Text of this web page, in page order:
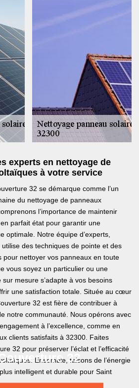
32
experts en nettoyage de
à votre service
32 se démarque comme l’un
du nettoyage de panneaux
l’importance de maintenir
parfait état pour garantir une
optimale. Notre équipe d’experts,
des techniques de pointe et des
pour nettoyer vos panneaux en toute
vous soyez un particulier ou une
mesure s’adapte à vos besoins
une satisfaction totale. Située au cœur
32 est fière de contribuer à
notre communauté. Nous opérons avec
à l’excellence, comme en
clients satisfaits à 32300. Faites
32 pour préserver l’éclat et l’efficacité
Ensemble, faisons de l’énergie
intelligent et durable pour Saint